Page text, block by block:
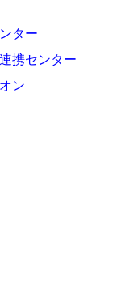
ター
携センター
ン